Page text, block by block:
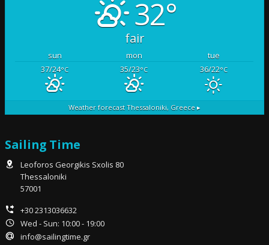
32°
fair
sun mon
tue
37/24°C 35/23°C 36/22°C
Weather forecast Thessaloniki, Greece ▸
Sailing Time
Leoforos Georgikis Sxolis 80
Thessaloniki
57001
+30 2313036632
Wed - Sun: 10:00 - 19:00
info@sailingtime.gr